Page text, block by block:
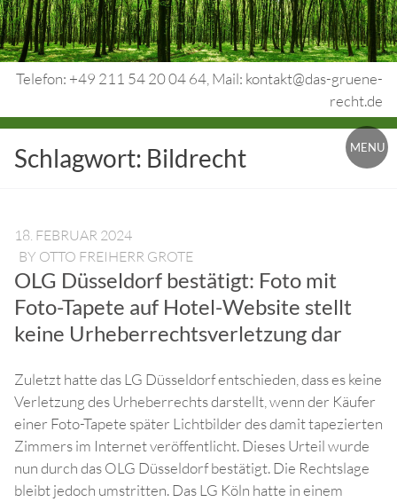
Skip
to
content
Telefon: +49 211 54 20 04 64, Mail: kontakt@das-gruene-
recht.de
Urheberrecht.
Medienrecht.
Rechtsschutz.
MENU
Schlagwort: Bildrecht
18. FEBRUAR 2024
BY OTTO FREIHERR GROTE
OLG Düsseldorf bestätigt: Foto mit
Foto-Tapete auf Hotel-Website stellt
keine Urheberrechtsverletzung dar
Zuletzt hatte das LG Düsseldorf entschieden, dass es keine
Verletzung des Urheberrechts darstellt, wenn der Käufer
einer Foto-Tapete später Lichtbilder des damit tapezierten
Zimmers im Internet veröffentlicht. Dieses Urteil wurde
nun durch das OLG Düsseldorf bestätigt. Die Rechtslage
bleibt jedoch umstritten. Das LG Köln hatte in einem